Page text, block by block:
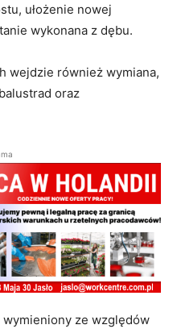
ułożenie nowej
wykonana z dębu.
wejdzie również wymiana,
oraz
ze względów